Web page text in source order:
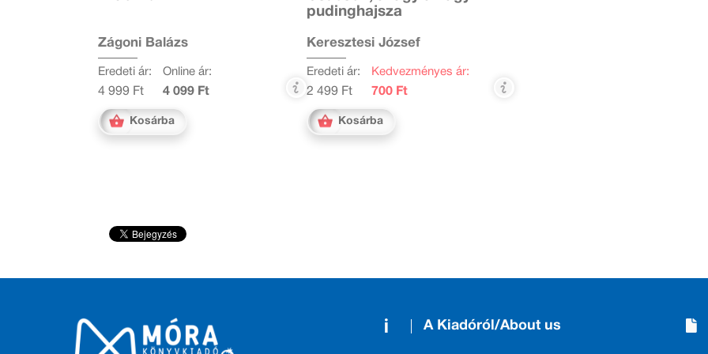
Zágoni Balázs
Eredeti ár:
4 999 Ft
Online ár:
4 099 Ft
Kosárba
pudinghajsza
Keresztesi József
Eredeti ár:
2 499 Ft
Kedvezményes ár:
700 Ft
Kosárba
A Kiadóról/About us